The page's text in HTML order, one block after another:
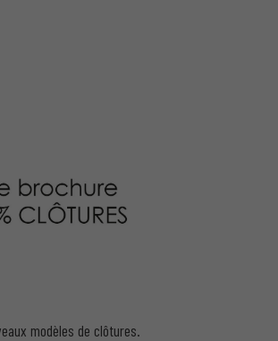
modèles de clôtures.